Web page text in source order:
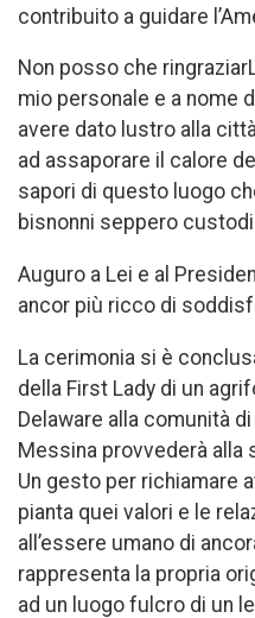
contribuito a guidare
Non posso che
mio personale e a nome
avere dato lustro alla
ad assaporare il calore
sapori di questo luogo
bisnonni seppero
Auguro a Lei e al
ancor più ricco di
La cerimonia si è
della First Lady di un
Delaware alla comunità
Messina provvederà alla
Un gesto per richiamare
pianta quei valori e le
all’essere umano di
rappresenta la propria
ad un luogo fulcro di un